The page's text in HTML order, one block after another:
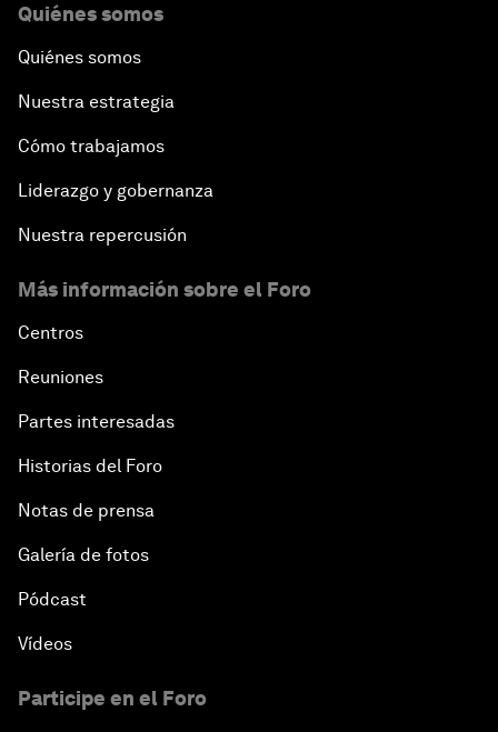
Quiénes somos
Quiénes somos
Nuestra estrategia
Cómo trabajamos
Liderazgo y gobernanza
Nuestra repercusión
Más información sobre el Foro
Centros
Reuniones
Partes interesadas
Historias del Foro
Notas de prensa
Galería de fotos
Pódcast
Vídeos
Participe en el Foro